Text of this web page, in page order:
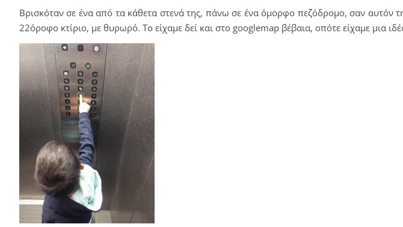
Βρισκόταν σε ένα από τα κάθετα στενά της, πάνω σε ένα όμορφο πεζόδρομο, σαν αυτόν
22όροφο κτίριο, με θυρωρό. Το είχαμε δεί και στο googlemap βέβαια, οπότε είχαμε μια